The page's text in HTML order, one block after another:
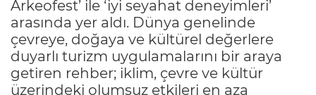
Arkeofest’ ile ‘iyi seyahat deneyimleri’
arasında yer aldı. Dünya genelinde
çevreye, doğaya ve kültürel değerlere
duyarlı turizm uygulamalarını bir araya
getiren rehber; iklim, çevre ve kültür
üzerindeki olumsuz etkileri en aza